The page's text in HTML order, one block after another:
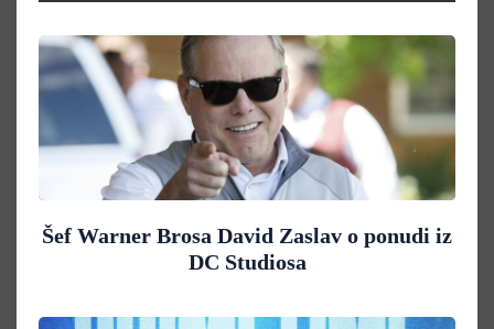
Šef Warner Brosa David Zaslav o ponudi iz
DC Studiosa